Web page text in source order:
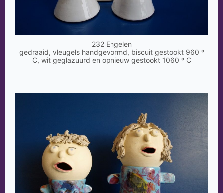
232 Engelen
gedraaid, vleugels handgevormd, biscuit gestookt 960 º
C, wit geglazuurd en opnieuw gestookt 1060 º C